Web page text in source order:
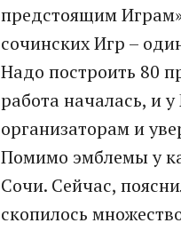
предстоящим
сочинских Игр –
Надо построить 80
работа началась, и
организаторам и
Помимо эмблемы у
Сочи. Сейчас,
скопилось